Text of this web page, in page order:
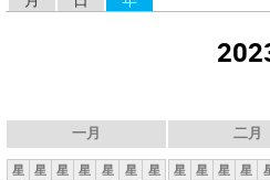
一月
星 星 星 星 星 星
星
二月
星 星 星 星